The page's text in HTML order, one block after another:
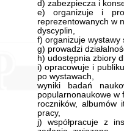
d) zabezpiecza i
e) organizuje i
reprezentowanych w
dyscyplin,
f) organizuje wystawy
g) prowadzi
h) udostępnia zbiory
i) opracowuje i
po wystawach,
wyniki badań
popularnonaukowe w
roczników,
pracy,
j) współpracuje z